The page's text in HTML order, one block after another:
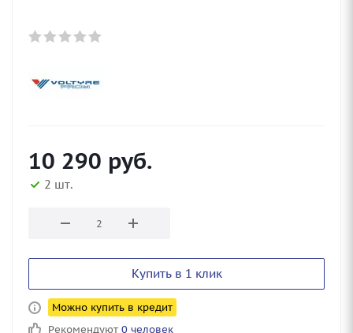
10 290 руб.
2 шт.
Купить в 1 клик
Можно купить в кредит
Рекомендуют 0 человек